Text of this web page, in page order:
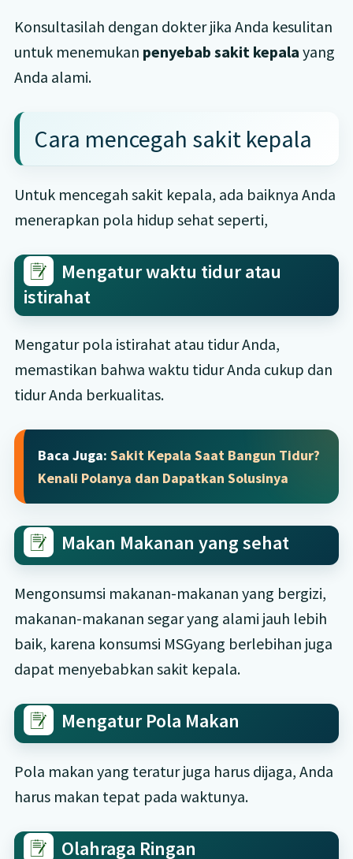
Konsultasilah dengan dokter jika Anda kesulitan
untuk menemukan penyebab sakit kepala yang
Anda alami.
Cara mencegah sakit kepala
Untuk mencegah sakit kepala, ada baiknya Anda
menerapkan pola hidup sehat seperti,
Mengatur waktu tidur atau
istirahat
Mengatur pola istirahat atau tidur Anda,
memastikan bahwa waktu tidur Anda cukup dan
tidur Anda berkualitas.
Baca Juga: Sakit Kepala Saat Bangun Tidur?
Kenali Polanya dan Dapatkan Solusinya
Makan Makanan yang sehat
Mengonsumsi makanan-makanan yang bergizi,
makanan-makanan segar yang alami jauh lebih
baik, karena konsumsi MSGyang berlebihan juga
dapat menyebabkan sakit kepala.
Mengatur Pola Makan
Pola makan yang teratur juga harus dijaga, Anda
harus makan tepat pada waktunya.
Olahraga Ringan